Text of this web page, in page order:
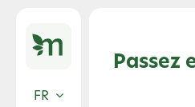
content
FR
Passez